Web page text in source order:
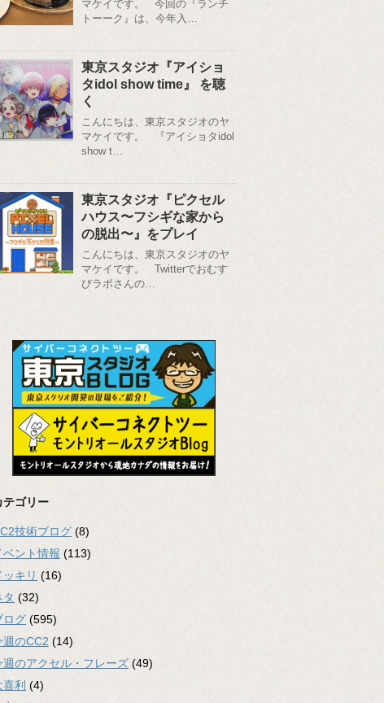
マケイです。 今回の『ランチ
トーーク』は、今年入…
東京スタジオ『アイショ
タidol show time』 を聴
く
こんにちは、東京スタジオのヤ
マケイです。 『アイショタidol
show t…
東京スタジオ『ピクセル
ハウス〜フシギな家から
の脱出〜』をプレイ
こんにちは、東京スタジオのヤ
マケイです。 Twitterでおむす
びラボさんの…
テゴリー
技術ブログ (8)
ベント情報 (113)
ッキリ (16)
タ (32)
ログ (595)
週のCC2 (14)
週のアクセル・フレーズ (49)
喜利 (4)